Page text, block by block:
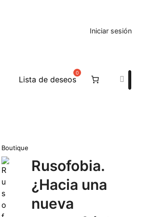
Iniciar sesión
Lista de deseos
Boutique
Rusofobia.
¿Hacia una
nueva